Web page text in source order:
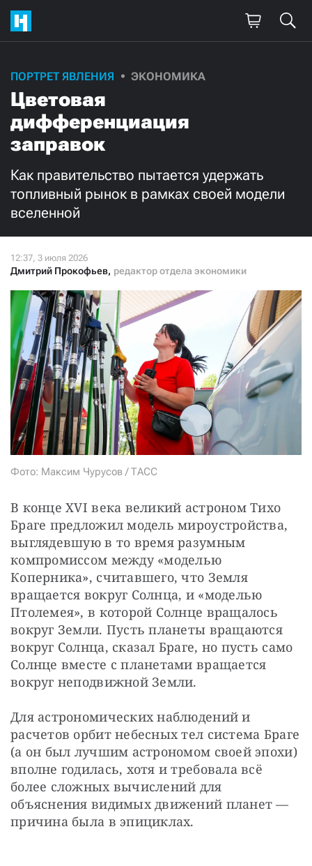
ПОРТРЕТ ЯВЛЕНИЯ ЭКОНОМИКА
Цветовая
дифференциация
заправок
Как правительство пытается удержать
топливный рынок в рамках своей модели
вселенной
Дмитрий Прокофьев, редактор отдела экономики
Фото: Максим Чурусов / ТАСС
В конце XVI века великий астроном Тихо
Браге предложил модель мироустройства,
выглядевшую в то время разумным
компромиссом между «моделью
Коперника», считавшего, что Земля
вращается вокруг Солнца, и «моделью
Птолемея», в которой Солнце вращалось
вокруг Земли. Пусть планеты вращаются
вокруг Солнца, сказал Браге, но пусть само
Солнце вместе с планетами вращается
вокруг неподвижной Земли.
Для астрономических наблюдений и
расчетов орбит небесных тел система Браге
(а он был лучшим астрономом своей эпохи)
вполне годилась, хотя и требовала всё
более сложных вычислений для
объяснения видимых движений планет —
причина была в эпициклах.
Поддержите
нашу работу!
Ежемесячно
500
я принимаю условия и подтверждаю свое гражданство РФ
СТАТЬ СОУЧАСТНИКОМ
ПОДЕЛИТЬСЯ С ДРУЗЬЯМИ
Если у вас есть вопросы, пишите donate@novayagazeta.ru или
звоните:
+7 (929) 612-03-68